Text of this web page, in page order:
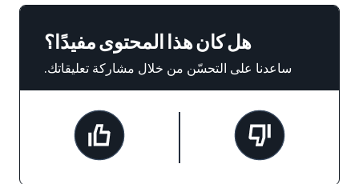
هل كان هذا المحتوى مفيدًا؟
ساعدنا على التحسّن من خلال مشاركة تعليقاتك.